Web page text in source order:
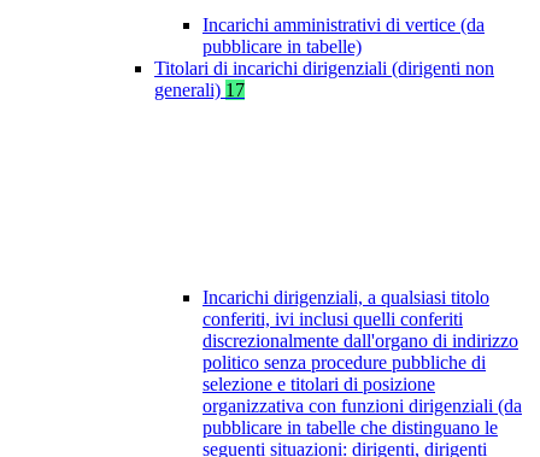
Incarichi amministrativi di vertice (da
pubblicare in tabelle)
Titolari di incarichi dirigenziali (dirigenti non
generali) 17
Incarichi dirigenziali, a qualsiasi titolo
conferiti, ivi inclusi quelli conferiti
discrezionalmente dall'organo di indirizzo
politico senza procedure pubbliche di
selezione e titolari di posizione
organizzativa con funzioni dirigenziali (da
pubblicare in tabelle che distinguano le
seguenti situazioni: dirigenti, dirigenti